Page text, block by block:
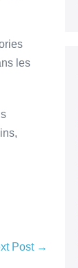
les
Post →